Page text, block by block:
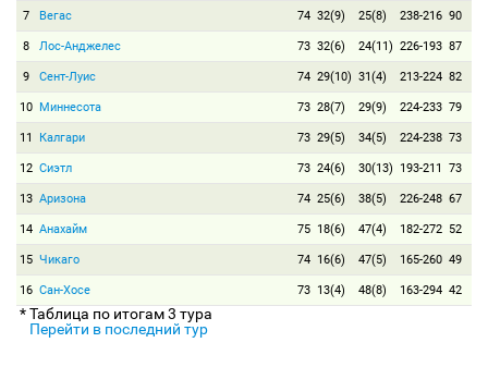
7 Вегас 74 32(9) 25(8) 238-216 90
8 Лос-Анджелес 73 32(6) 24(11) 226-193 87
9 Сент-Луис 74 29(10) 31(4) 213-224 82
10 Миннесота 73 28(7) 29(9) 224-233 79
11 Калгари 73 29(5) 34(5) 224-238 73
12 Сиэтл 73 24(6) 30(13) 193-211 73
13 Аризона 74 25(6) 38(5) 226-248 67
14 Анахайм 75 18(6) 47(4) 182-272 52
15 Чикаго 74 16(6) 47(5) 165-260 49
16 Сан-Хосе 73 13(4) 48(8) 163-294 42
* Таблица по итогам 3 тура
Перейти в последний тур